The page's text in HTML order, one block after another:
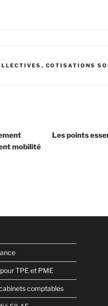
, COTISATIONS
mobilité
Les points
TPE et PME
comptables